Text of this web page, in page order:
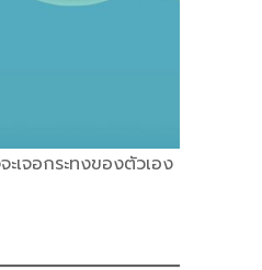
เจอกระทงของตัวเอง